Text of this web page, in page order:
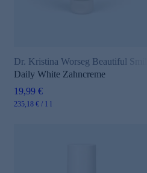
Dr. Kristina Worseg Beautiful Smile
Daily White Zahncreme
19,99 €
235,18 € / 1 l